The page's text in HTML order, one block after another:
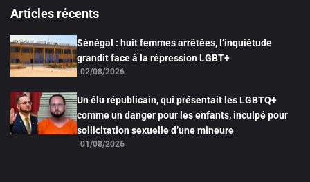
Articles récents
Sénégal : huit femmes arrêtées, l’inquiétude
grandit face à la répression LGBT+
02/08/2026
Un élu républicain, qui présentait les LGBTQ+
comme un danger pour les enfants, inculpé pour
sollicitation sexuelle d’une mineure
01/08/2026